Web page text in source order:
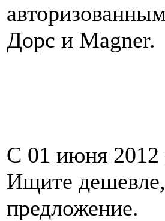
Дорс и Magner.
С 01 июня 2012
Ищите
предложение.